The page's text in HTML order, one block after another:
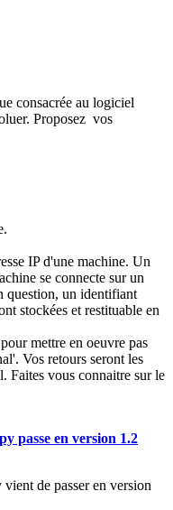
consacrée au logiciel
Proposez vos
IP d'une machine. Un
se connecte sur un
question, un identifiant
stockées et restituable en
mettre en oeuvre pas
Vos retours seront les
Faites vous connaitre sur le
passe en version 1.2
de passer en version